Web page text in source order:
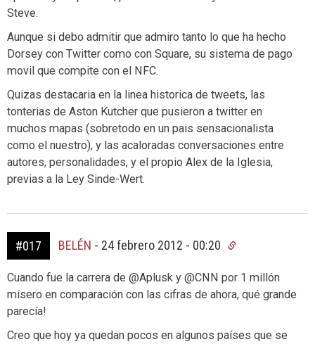
Steve.
Aunque si debo admitir que admiro tanto lo que ha hecho
Dorsey con Twitter como con Square, su sistema de pago
movil que compite con el NFC.
Quizas destacaria en la linea historica de tweets, las
tonterias de Aston Kutcher que pusieron a twitter en
muchos mapas (sobretodo en un pais sensacionalista
como el nuestro), y las acaloradas conversaciones entre
autores, personalidades, y el propio Alex de la Iglesia,
previas a la Ley Sinde-Wert.
#017 BELÉN - 24 febrero 2012 - 00:20
Cuando fue la carrera de @Aplusk y @CNN por 1 millón
mísero en comparación con las cifras de ahora, qué grande
parecía!
Creo que hoy ya quedan pocos en algunos países que se